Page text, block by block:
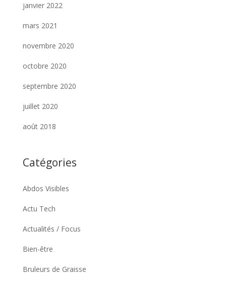
janvier 2022
mars 2021
novembre 2020
octobre 2020
septembre 2020
juillet 2020
août 2018
Catégories
Abdos Visibles
Actu Tech
Actualités / Focus
Bien-être
Bruleurs de Graisse